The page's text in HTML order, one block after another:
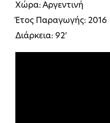
Χώρα: Αργεντινή
Έτος Παραγωγής: 2016
Διάρκεια: 92’